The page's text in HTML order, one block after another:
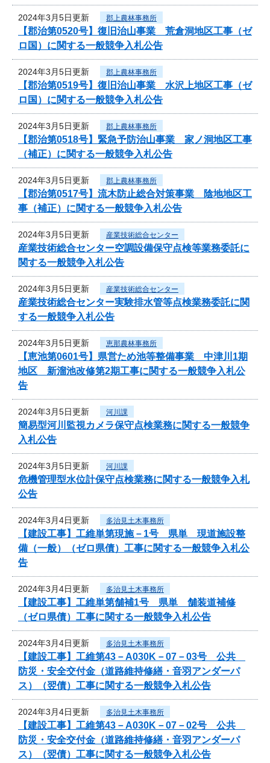
2024年3月5日更新 郡上農林事務所
【郡治第0520号】復旧治山事業 荒倉洞地区工事（ゼ
ロ国）に関する一般競争入札公告
2024年3月5日更新 郡上農林事務所
【郡治第0519号】復旧治山事業 水沢上地区工事（ゼ
ロ国）に関する一般競争入札公告
2024年3月5日更新 郡上農林事務所
【郡治第0518号】緊急予防治山事業 家ノ洞地区工事
（補正）に関する一般競争入札公告
2024年3月5日更新 郡上農林事務所
【郡治第0517号】流木防止総合対策事業 陰地地区工
事（補正）に関する一般競争入札公告
2024年3月5日更新 産業技術総合センター
産業技術総合センター空調設備保守点検等業務委託に
関する一般競争入札公告
2024年3月5日更新 産業技術総合センター
産業技術総合センター実験排水管等点検業務委託に関
する一般競争入札公告
2024年3月5日更新 恵那農林事務所
【恵池第0601号】県営ため池等整備事業 中津川1期
地区 新溜池改修第2期工事に関する一般競争入札公
告
2024年3月5日更新 河川課
簡易型河川監視カメラ保守点検業務に関する一般競争
入札公告
2024年3月5日更新 河川課
危機管理型水位計保守点検業務に関する一般競争入札
公告
2024年3月4日更新 多治見土木事務所
【建設工事】工維単第現施－1号 県単 現道施設整
備（一般）（ゼロ県債）工事に関する一般競争入札公
告
2024年3月4日更新 多治見土木事務所
【建設工事】工維単第舗補1号 県単 舗装道補修
（ゼロ県債）工事に関する一般競争入札公告
2024年3月4日更新 多治見土木事務所
【建設工事】工維第43－A030K－07－03号 公共
防災・安全交付金（道路維持修繕・音羽アンダーパ
ス）（翌債）工事に関する一般競争入札公告
2024年3月4日更新 多治見土木事務所
【建設工事】工維第43－A030K－07－02号 公共
防災・安全交付金（道路維持修繕・音羽アンダーパ
ス）（翌債）工事に関する一般競争入札公告